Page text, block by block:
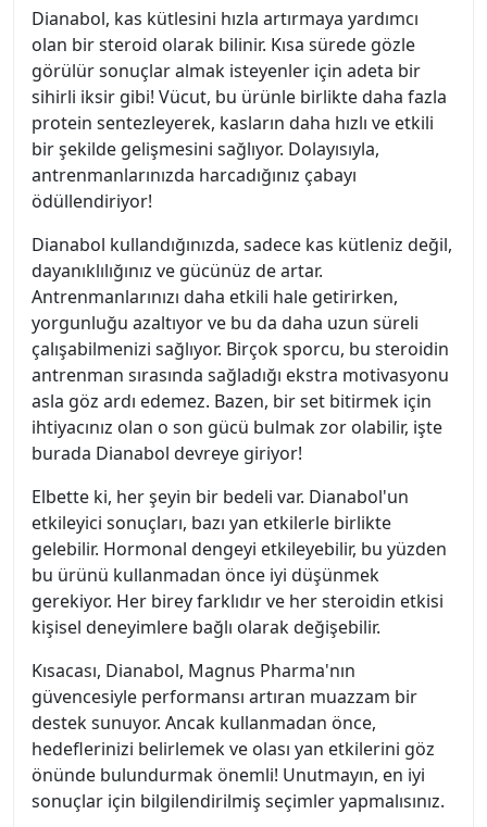
Dianabol, kas kütlesini hızla artırmaya yardımcı
olan bir steroid olarak bilinir. Kısa sürede gözle
görülür sonuçlar almak isteyenler için adeta bir
sihirli iksir gibi! Vücut, bu ürünle birlikte daha fazla
protein sentezleyerek, kasların daha hızlı ve etkili
bir şekilde gelişmesini sağlıyor. Dolayısıyla,
antrenmanlarınızda harcadığınız çabayı
ödüllendiriyor!
Dianabol kullandığınızda, sadece kas kütleniz değil,
dayanıklılığınız ve gücünüz de artar.
Antrenmanlarınızı daha etkili hale getirirken,
yorgunluğu azaltıyor ve bu da daha uzun süreli
çalışabilmenizi sağlıyor. Birçok sporcu, bu steroidin
antrenman sırasında sağladığı ekstra motivasyonu
asla göz ardı edemez. Bazen, bir set bitirmek için
ihtiyacınız olan o son gücü bulmak zor olabilir, işte
burada Dianabol devreye giriyor!
Elbette ki, her şeyin bir bedeli var. Dianabol'un
etkileyici sonuçları, bazı yan etkilerle birlikte
gelebilir. Hormonal dengeyi etkileyebilir, bu yüzden
bu ürünü kullanmadan önce iyi düşünmek
gerekiyor. Her birey farklıdır ve her steroidin etkisi
kişisel deneyimlere bağlı olarak değişebilir.
Kısacası, Dianabol, Magnus Pharma'nın
güvencesiyle performansı artıran muazzam bir
destek sunuyor. Ancak kullanmadan önce,
hedeflerinizi belirlemek ve olası yan etkilerini göz
önünde bulundurmak önemli! Unutmayın, en iyi
sonuçlar için bilgilendirilmiş seçimler yapmalısınız.